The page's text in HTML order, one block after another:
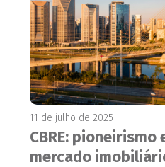
11 de julho de 2025
CBRE: pioneirismo
mercado